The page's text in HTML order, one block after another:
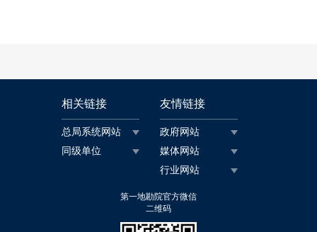
相关链接
总局系统网站
同级单位
友情链接
政府网站
媒体网站
行业网站
第一地勘院官方微信
二维码